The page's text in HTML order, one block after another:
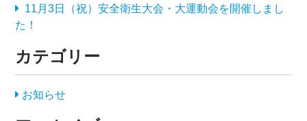
11月3日（祝）安全衛生大会・大運動会を開催しまし
た！
カテゴリー
お知らせ